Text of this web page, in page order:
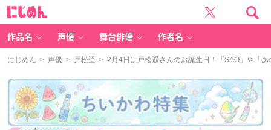
作品名 声優 舞台俳優 作者名
にじめん > 声優 > 戸松遥 > 2月4日は戸松遥さんのお誕生日！「SAO」や「